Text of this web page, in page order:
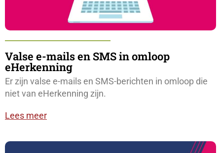
Valse e-mails en SMS in omloop
eHerkenning
Er zijn valse e-mails en SMS-berichten in omloop die
niet van eHerkenning zijn.
Lees meer